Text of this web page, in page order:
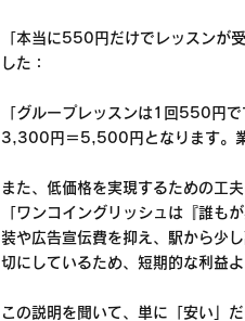
「本当に550円だけでレッスンが
した：
「グループレッスンは1回550円
3,300円＝5,500円となります。業
また、低価格を実現するための工
「ワンコイングリッシュは『誰も
装や広告宣伝費を抑え、駅から少
切にしているため、短期的な利益
この説明を聞いて、単に「安い」